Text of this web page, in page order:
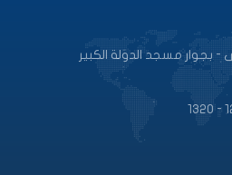
- بجوار مسجد الدولة الكبير